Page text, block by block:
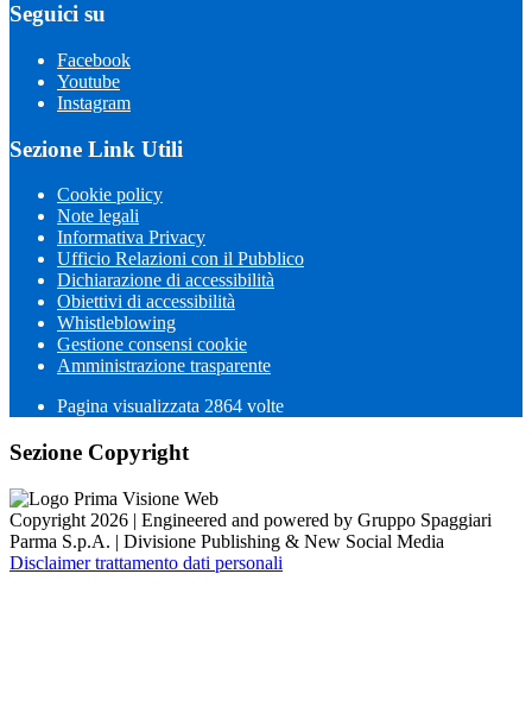
Seguici su
Facebook
Youtube
Instagram
Sezione Link Utili
Cookie policy
Note legali
Informativa Privacy
Ufficio Relazioni con il Pubblico
Dichiarazione di accessibilità
Obiettivi di accessibilità
Whistleblowing
Gestione consensi cookie
Amministrazione trasparente
Pagina visualizzata 2864 volte
Sezione Copyright
Copyright 2026 | Engineered and powered by Gruppo Spaggiari
Parma S.p.A. | Divisione Publishing & New Social Media
Disclaimer trattamento dati personali